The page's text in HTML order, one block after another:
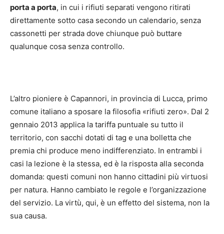
porta a porta, in cui i rifiuti separati vengono ritirati
direttamente sotto casa secondo un calendario, senza
cassonetti per strada dove chiunque può buttare
qualunque cosa senza controllo.
L’altro pioniere è Capannori, in provincia di Lucca, primo
comune italiano a sposare la filosofia «rifiuti zero». Dal 2
gennaio 2013 applica la tariffa puntuale su tutto il
territorio, con sacchi dotati di tag e una bolletta che
premia chi produce meno indifferenziato. In entrambi i
casi la lezione è la stessa, ed è la risposta alla seconda
domanda: questi comuni non hanno cittadini più virtuosi
per natura. Hanno cambiato le regole e l’organizzazione
del servizio. La virtù, qui, è un effetto del sistema, non la
sua causa.